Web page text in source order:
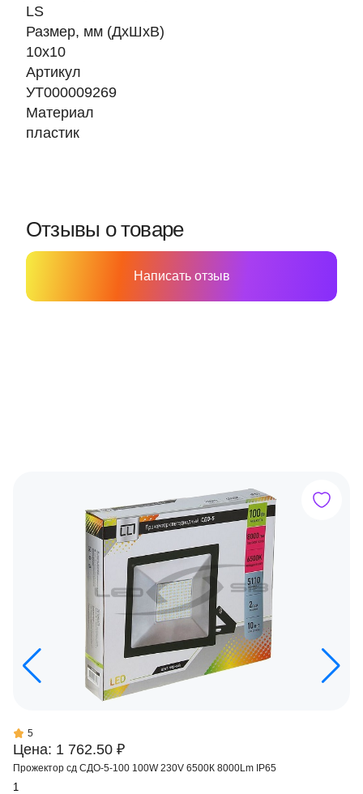
LS
Размер, мм (ДхШхВ)
10х10
Артикул
УТ000009269
Материал
пластик
Отзывы о товаре
Написать отзыв
Цена: 1 762.50 ₽
5
Прожектор сд СДО-5-100 100W 230V 6500К 8000Lm IP65